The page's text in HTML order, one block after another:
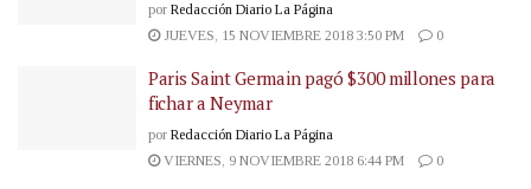
por Redacción Diario La Página
JUEVES, 15 NOVIEMBRE 2018 3:50 PM
0
Paris Saint Germain pagó $300 millones para
fichar a Neymar
por Redacción Diario La Página
VIERNES, 9 NOVIEMBRE 2018 6:44 PM
0